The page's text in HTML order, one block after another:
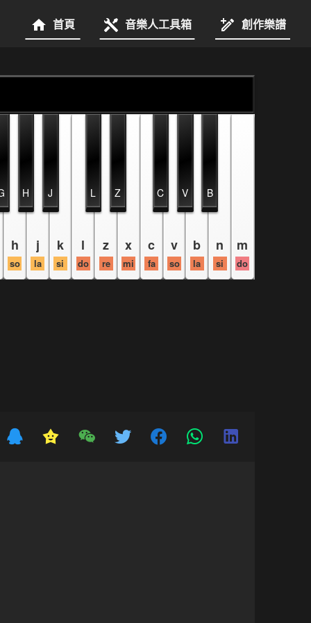
首頁 音樂人工具箱 創作樂譜
h
so
j
la
k
si
l
do
z
re
x
mi
c
fa
v
so
b
la
n
si
m
do
H J L Z C V B